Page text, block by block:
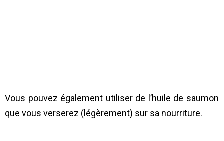
Vous pouvez également utiliser de l’huile de saumon
que vous verserez (légèrement) sur sa nourriture.